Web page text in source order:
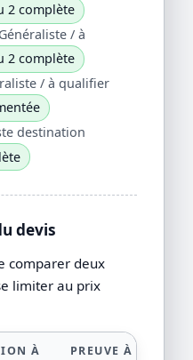
2 complète
/ à
2 complète
/ à qualifier
destination
devis
comparer deux
limiter au prix
À
PREUVE À